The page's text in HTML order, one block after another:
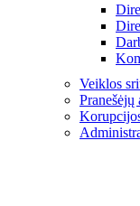
Veiklos
Pranešėjų